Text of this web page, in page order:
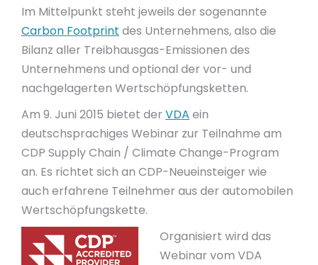
Im Mittelpunkt steht jeweils der sogenannte
Carbon Footprint des Unternehmens, also die
Bilanz aller Treibhausgas-Emissionen des
Unternehmens und optional der vor- und
nachgelagerten Wertschöpfungsketten.
Am 9. Juni 2015 bietet der VDA ein
deutschsprachiges Webinar zur Teilnahme am
CDP Supply Chain / Climate Change-Program
an. Es richtet sich an CDP-Neueinsteiger wie
auch erfahrene Teilnehmer aus der automobilen
Wertschöpfungskette.
Organisiert wird das
Webinar vom VDA